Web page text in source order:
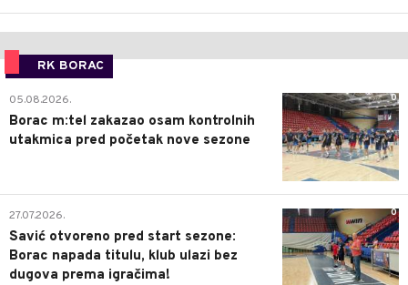
RK BORAC
0
05.08.2026.
Borac m:tel zakazao osam kontrolnih
utakmica pred početak nove sezone
0
27.07.2026.
Savić otvoreno pred start sezone:
Borac napada titulu, klub ulazi bez
dugova prema igračima!